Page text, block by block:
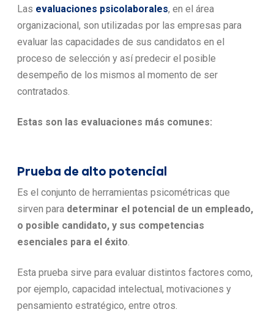
Las evaluaciones psicolaborales, en el área
organizacional, son utilizadas por las empresas para
evaluar las capacidades de sus candidatos en el
proceso de selección y así predecir el posible
desempeño de los mismos al momento de ser
contratados.
Estas son las evaluaciones más comunes:
Prueba de alto potencial
Es el conjunto de herramientas psicométricas que
sirven para determinar el potencial de un empleado,
o posible candidato, y sus competencias
esenciales para el éxito
Esta prueba sirve para evaluar distintos factores como,
por ejemplo, capacidad intelectual, motivaciones y
pensamiento estratégico, entre otros.